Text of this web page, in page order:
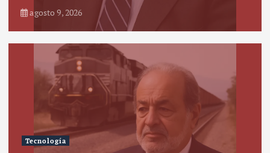
agosto 9, 2026
Tecnología